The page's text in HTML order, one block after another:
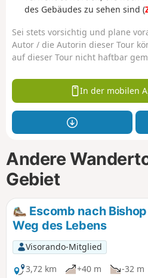
des Gebäudes zu sehen sind (
Sei stets vorsichtig und plane
Autor / die Autorin dieser Tour
auf dieser Tour nicht haftbar
In der mobilen
Andere
Gebiet
Escomb nach
Weg des Lebens
Visorando-Mitglied
3,72 km
+40 m -32 m